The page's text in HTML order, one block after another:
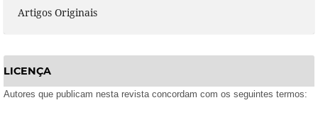
Artigos Originais
LICENÇA
Autores que publicam nesta revista concordam com os seguintes termos: